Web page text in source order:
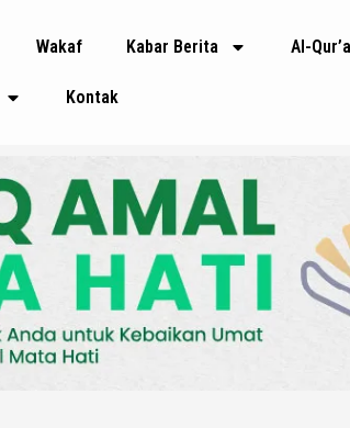
Wakaf Kabar Berita Al-
Kontak